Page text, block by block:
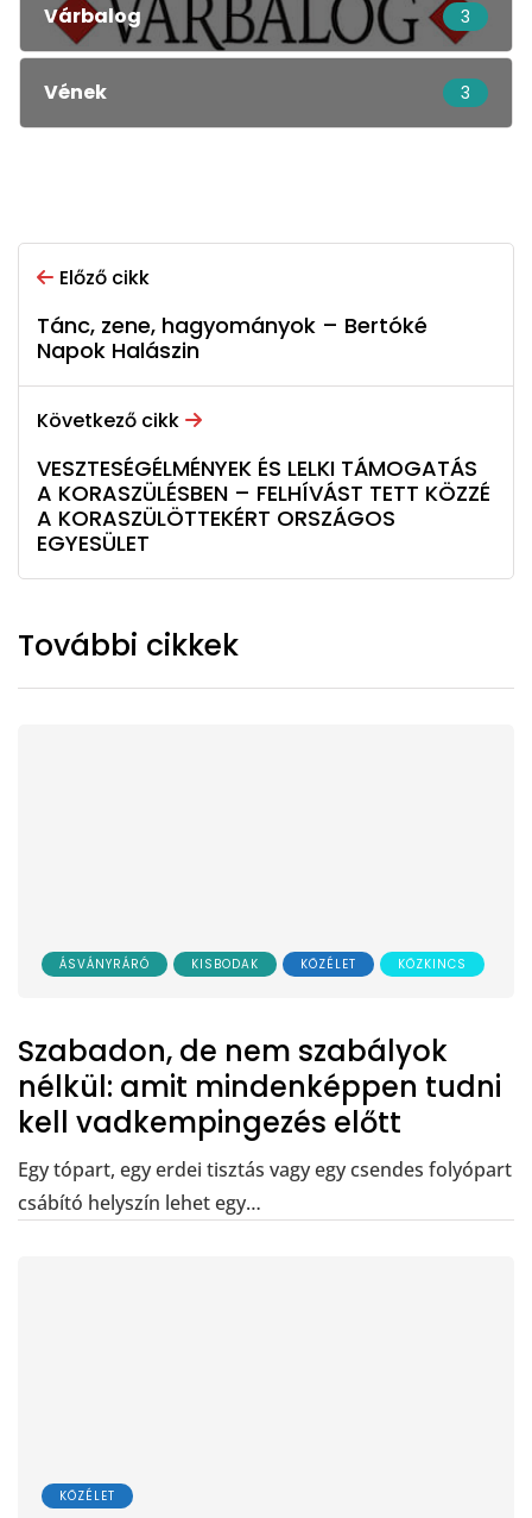
Várbalog 3
Vének 3
Előző cikk
Tánc, zene, hagyományok – Bertóké
Napok Halászin
Következő cikk
VESZTESÉGÉLMÉNYEK ÉS LELKI TÁMOGATÁS
A KORASZÜLÉSBEN – FELHÍVÁST TETT KÖZZÉ
A KORASZÜLÖTTEKÉRT ORSZÁGOS
EGYESÜLET
További cikkek
ÁSVÁNYRÁRÓ KISBODAK KÖZÉLET KÖZKINCS
Szabadon, de nem szabályok
nélkül: amit mindenképpen tudni
kell vadkempingezés előtt
Egy tópart, egy erdei tisztás vagy egy csendes folyópart
csábító helyszín lehet egy…
KÖZÉLET